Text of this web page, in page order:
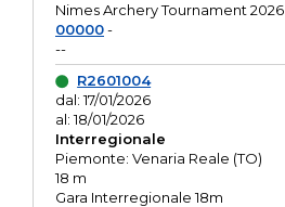
Nimes Archery Tournament 2026
00000-
--
R2601004
dal: 17/01/2026
al: 18/01/2026
Interregionale
Piemonte: Venaria Reale (TO)
18 m
Gara Interregionale 18m